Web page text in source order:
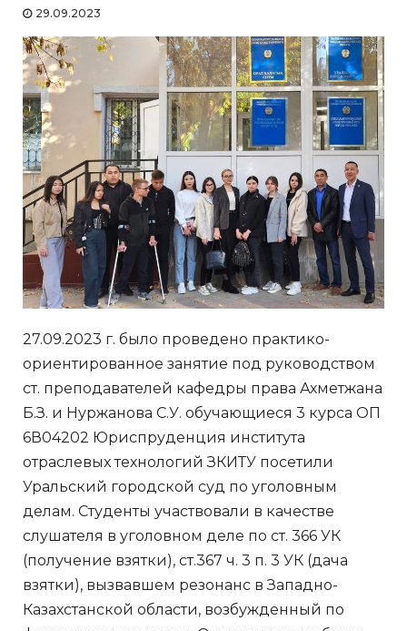
29.09.2023
27.09.2023 г. было проведено практико-
ориентированное занятие под руководством
ст. преподавателей кафедры права Ахметжана
Б.З. и Нуржанова С.У. обучающиеся 3 курса ОП
6В04202 Юриспруденция института
отраслевых технологий ЗКИТУ посетили
Уральский городской суд по уголовным
делам. Студенты участвовали в качестве
слушателя в уголовном деле по ст. 366 УК
(получение взятки), ст.367 ч. 3 п. 3 УК (дача
взятки), вызвавшем резонанс в Западно-
Казахстанской области, возбужденный по